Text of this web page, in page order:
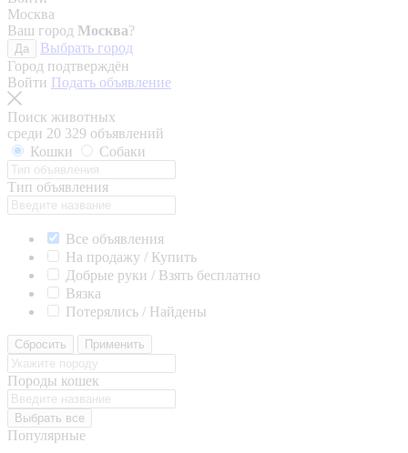
Москва
Ваш город Москва?
Да
Выбрать город
Город подтверждён
Войти Подать объявление
Поиск животных
среди 20 329 объявлений
Кошки
Собаки
Тип объявления
Все объявления
На продажу / Купить
Добрые руки / Взять бесплатно
Вязка
Потерялись / Найдены
Сбросить Применить
Породы кошек
Выбрать все
Популярные